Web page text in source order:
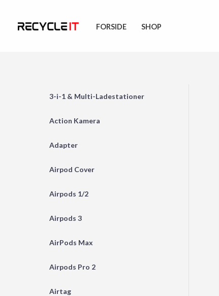
FORSIDE SHOP
3-i-1 & Multi-Ladestationer
Action Kamera
Adapter
Airpod Cover
Airpods 1/2
Airpods 3
AirPods Max
Airpods Pro 2
Airtag